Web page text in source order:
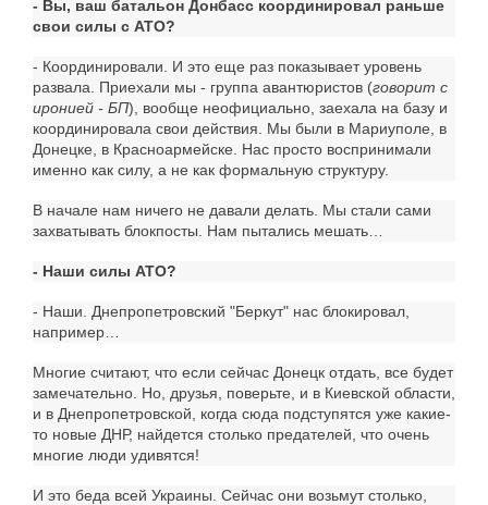
- Вы, ваш батальон Донбасс координировал раньше
свои силы с АТО?
- Координировали. И это еще раз показывает уровень
развала. Приехали мы - группа авантюристов (говорит с
иронией - БП), вообще неофициально, заехала на базу и
координировала свои действия. Мы были в Мариуполе, в
Донецке, в Красноармейске. Нас просто воспринимали
именно как силу, а не как формальную структуру.
В начале нам ничего не давали делать. Мы стали сами
захватывать блокпосты. Нам пытались мешать…
- Наши силы АТО?
- Наши. Днепропетровский "Беркут" нас блокировал,
например…
Многие считают, что если сейчас Донецк отдать, все будет
замечательно. Но, друзья, поверьте, и в Киевской области,
и в Днепропетровской, когда сюда подступятся уже какие-
то новые ДНР, найдется столько предателей, что очень
многие люди удивятся!
И это беда всей Украины. Сейчас они возьмут столько,